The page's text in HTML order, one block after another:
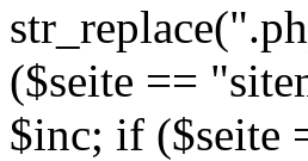
($seite ==
$inc; if ($seite